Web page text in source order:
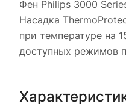
Фен Philips 3000
Насадка
при температуре на
доступных режимов